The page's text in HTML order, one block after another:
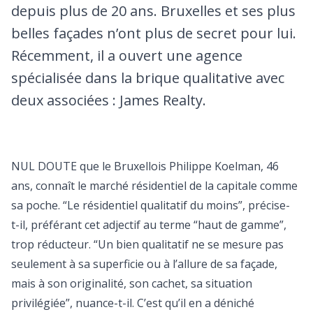
depuis plus de 20 ans. Bruxelles et ses plus
belles façades n’ont plus de secret pour lui.
Récemment, il a ouvert une agence
spécialisée dans la brique qualitative avec
deux associées : James Realty.
NUL DOUTE que le Bruxellois Philippe Koelman, 46
ans, connaît le marché résidentiel de la capitale comme
sa poche. “Le résidentiel qualitatif du moins”, précise­-
t-­il, préférant cet adjectif au terme “haut de gamme”,
trop réducteur. “Un bien qualitatif ne se mesure pas
seulement à sa superficie ou à l’allure de sa façade,
mais à son originalité, son cachet, sa situation
privilégiée”, nuance­-t-­il. C’est qu’il en a déniché